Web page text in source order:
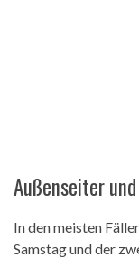
Außenseiter
In den meisten
Samstag und der